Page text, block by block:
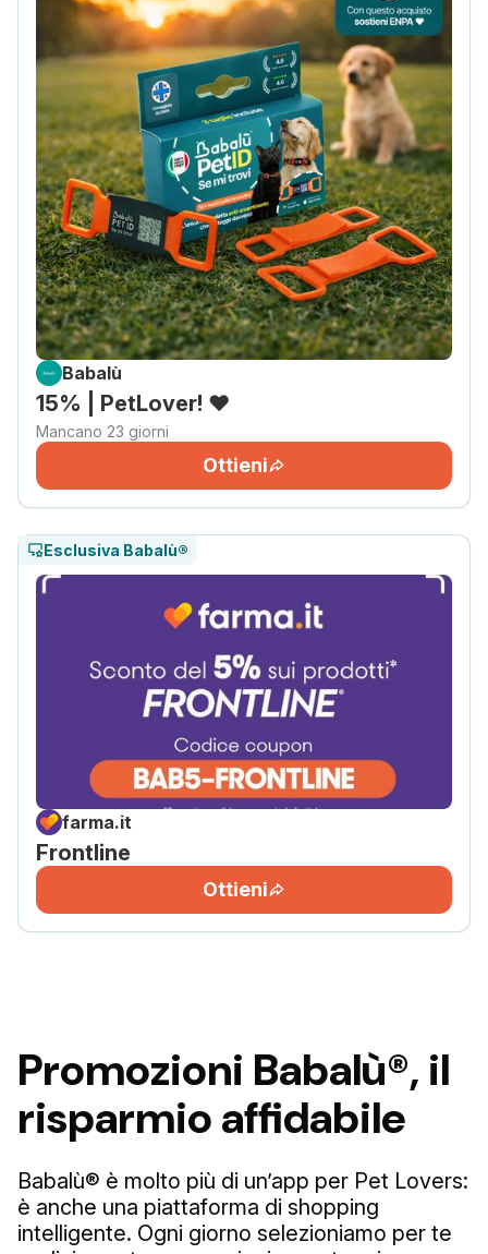
Babalù
15% | PetLover! ❤️
Mancano 23 giorni
Ottieni
Esclusiva Babalù®
farma.it
Frontline
Ottieni
Promozioni Babalù®, il
risparmio affidabile
Babalù® è molto più di un’app per Pet Lovers:
è anche una piattaforma di shopping
intelligente. Ogni giorno selezioniamo per te